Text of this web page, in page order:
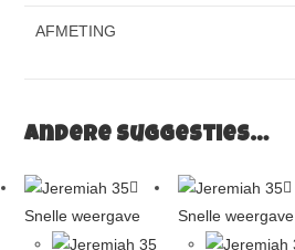
AFMETING
Andere suggesties…
Snelle weergave Snelle weergave